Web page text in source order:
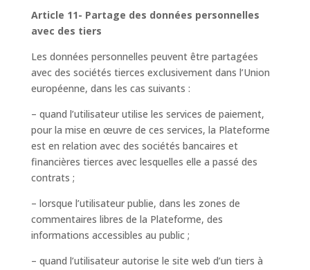
Article 11- Partage des données personnelles
avec des tiers
Les données personnelles peuvent être partagées
avec des sociétés tierces exclusivement dans l’Union
européenne, dans les cas suivants :
– quand l’utilisateur utilise les services de paiement,
pour la mise en œuvre de ces services, la Plateforme
est en relation avec des sociétés bancaires et
financières tierces avec lesquelles elle a passé des
contrats ;
– lorsque l’utilisateur publie, dans les zones de
commentaires libres de la Plateforme, des
informations accessibles au public ;
– quand l’utilisateur autorise le site web d’un tiers à